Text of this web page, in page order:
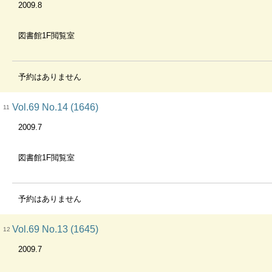
2009.8
図書館1F閲覧室
予約はありません
11 Vol.69 No.14 (1646)
2009.7
図書館1F閲覧室
予約はありません
12 Vol.69 No.13 (1645)
2009.7